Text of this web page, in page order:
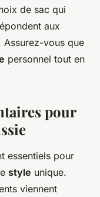
de sac qui
aux
Assurez-vous que
personnel tout en
pour
essentiels pour
style unique.
viennent